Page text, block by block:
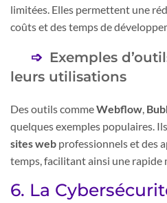
limitées. Elles permettent une
coûts et des temps de
Exemples
leurs utilisations
Des outils commeWebflow,
quelques exemples populaires.
sites web professionnels et des
temps, facilitant ainsi une rapide
6. La